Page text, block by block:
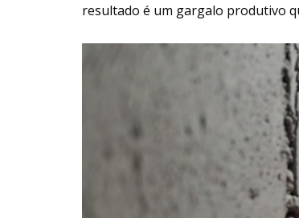
resultado é um gargalo produtivo